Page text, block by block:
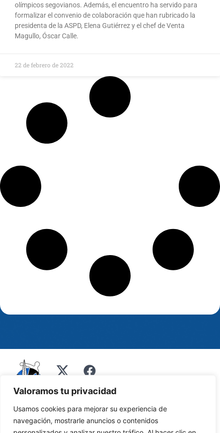
Valoramos tu privacidad
Usamos cookies para mejorar su experiencia de
navegación, mostrarle anuncios o contenidos
olímpicos segovianos. Además, el encuentro ha servido para
formalizar el convenio de colaboración que han rubricado la
presidenta de la ASPD, Elena Gutiérrez y el chef de Venta
Magullo, Óscar Calle.
22 de febrero de 2022